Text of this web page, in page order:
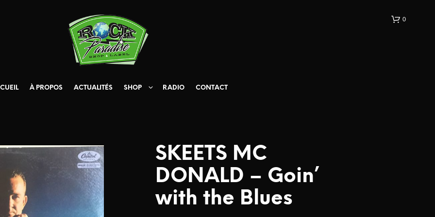
À PROPOS ACTUALITÉS SHOP RADIO CONTACT
0
SKEETS MC
DONALD – Goin’
with the Blues